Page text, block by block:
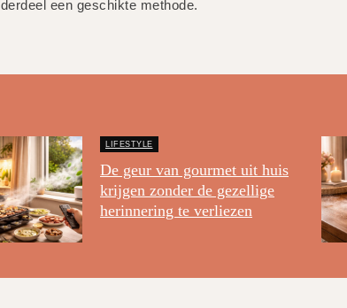
een geschikte methode.
LIFESTYLE
De geur van gourmet uit huis
krijgen zonder de gezellige
herinnering te verliezen